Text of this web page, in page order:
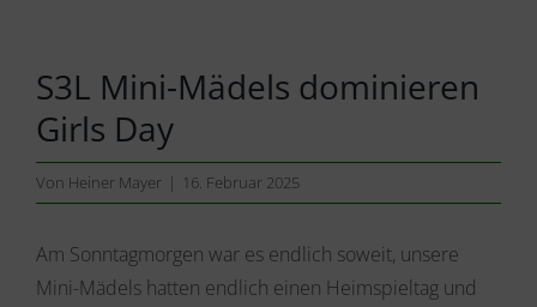
S3L Mini-Mädels dominieren
Girls Day
Von Heiner Mayer | 16. Februar 2025
Am Sonntagmorgen war es endlich soweit, unsere
Mini-Mädels hatten endlich einen Heimspieltag und